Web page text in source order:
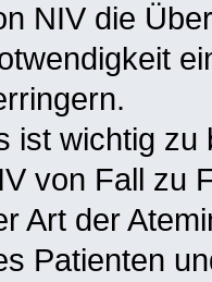
NIV die
ist wichtig zu
von Fall zu
Art der
Patienten